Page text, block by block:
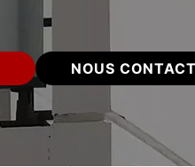
NOUS